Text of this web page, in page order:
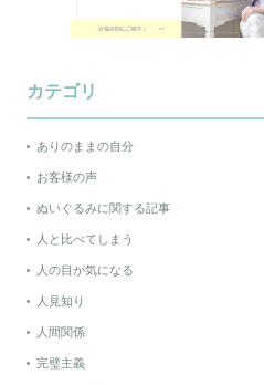
カテゴリ
ありのままの自分
お客様の声
ぬいぐるみに関する記事
人と比べてしまう
人の目が気になる
人見知り
人間関係
完璧主義